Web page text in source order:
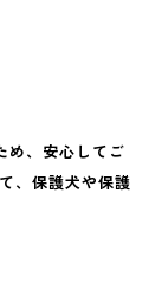
め、安心してご
、保護犬や保護